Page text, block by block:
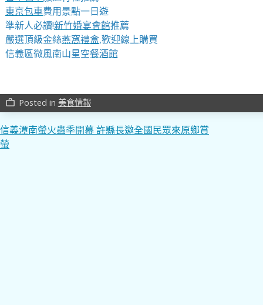
東京包車費用景點一日遊
準新人必讀!新竹婚宴會館推薦
嚴選頂級金絲燕窩禮盒,歡迎線上購買
信義區微風南山星空餐酒館
work_outline Posted in 美食情報
文
章
信義潭南螢火蟲季開幕 許縣長邀全國民眾來原鄉賞
螢